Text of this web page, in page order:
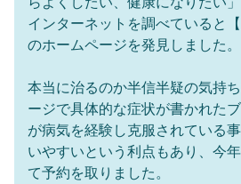
インターネットを調べていると
のホームページを発見しました。
本当に治るのか半信半疑の気持
ージで具体的な症状が書かれた
が病気を経験し克服されている
いやすいという利点もあり、今
て予約を取りました。